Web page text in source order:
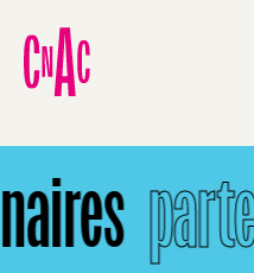
contenu
principal